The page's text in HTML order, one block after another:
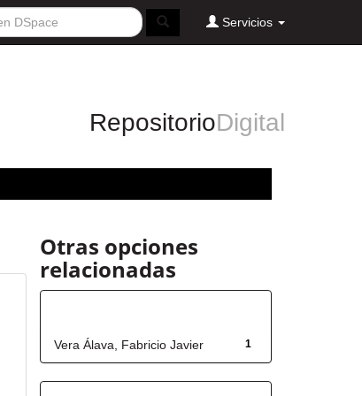
Servicios
RepositorioDigital
Otras opciones
relacionadas
1
Vera Álava, Fabricio Javier